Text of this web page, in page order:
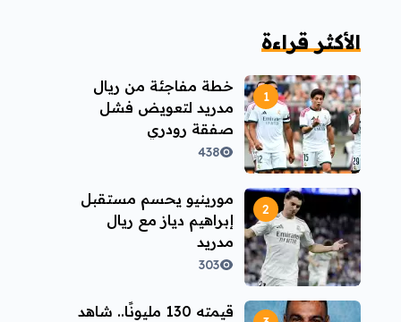
الأكثر قراءة
خطة مفاجئة من ريال
مدريد لتعويض فشل
صفقة رودري
438
مورينيو يحسم مستقبل
إبراهيم دياز مع ريال
مدريد
303
قيمته 130 مليونًا.. شاهد